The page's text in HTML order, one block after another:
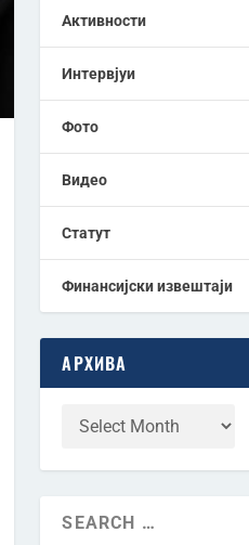
Активности
Интервјуи
Фото
Видео
Статут
Финансијски извештаји
АРХИВА